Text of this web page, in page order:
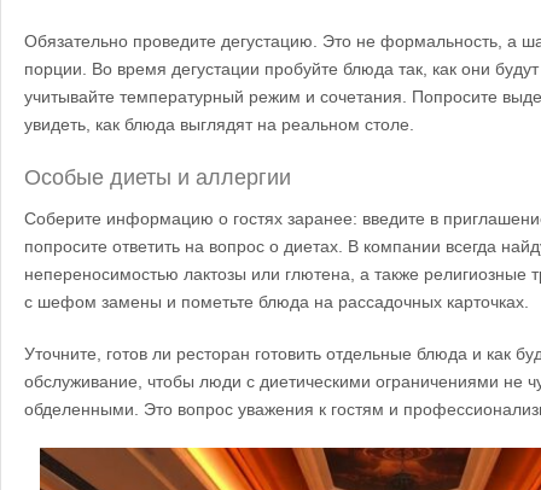
Обязательно проведите дегустацию. Это не формальность, а
порции. Во время дегустации пробуйте блюда так, как они
учитывайте температурный режим и сочетания. Попросите
увидеть, как блюда выглядят на реальном столе.
Особые диеты и аллергии
Соберите информацию о гостях заранее: введите в
попросите ответить на вопрос о диетах. В компании всегда
непереносимостью лактозы или глютена, а также религиозные
с шефом замены и пометьте блюда на рассадочных карточках.
Уточните, готов ли ресторан готовить отдельные блюда и как
обслуживание, чтобы люди с диетическими ограничениями не
обделенными. Это вопрос уважения к гостям и